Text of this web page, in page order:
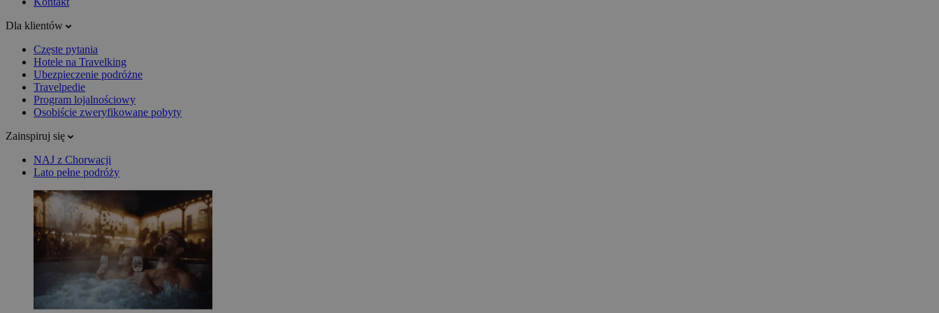
Dla klientów
Częste pytania
Hotele na Travelking
Ubezpieczenie podróżne
Travelpedie
Program lojalnościowy
Osobiście zweryfikowane pobyty
Zainspiruj się
NAJ z Chorwacji
Lato pełne podróży